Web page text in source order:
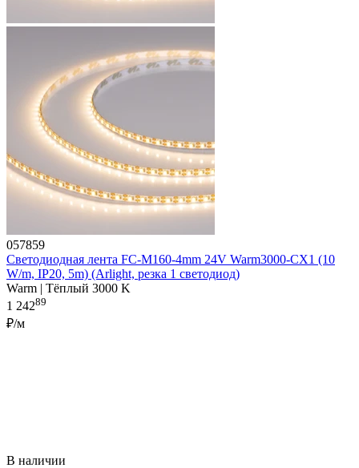
057859
Светодиодная лента FC-M160-4mm 24V Warm3000-CX1 (10
W/m, IP20, 5m) (Arlight, резка 1 светодиод)
Warm | Тёплый 3000 K
1 24289
₽/м
В наличии